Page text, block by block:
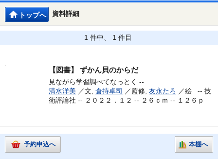
資料詳細
トップへ
1 件中、 1 件目
【図書】 ずかん貝のからだ
見ながら学習調べてなっとく --
清水洋美 ／文, 倉持卓司 ／監修, 友永たろ ／絵 -- 技
術評論社 -- ２０２２．１２ -- ２６ｃｍ -- １２６ｐ
予約申込へ 本棚へ